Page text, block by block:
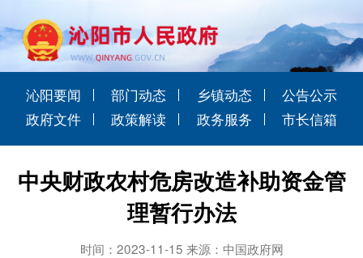
沁阳要闻 部门动态 乡镇动态
公告公示
政府文件
政策解读 政务服务 市长信箱
中央财政农村危房改造补助资金管
理暂行办法
时间：2023-11-15 来源：中国政府网